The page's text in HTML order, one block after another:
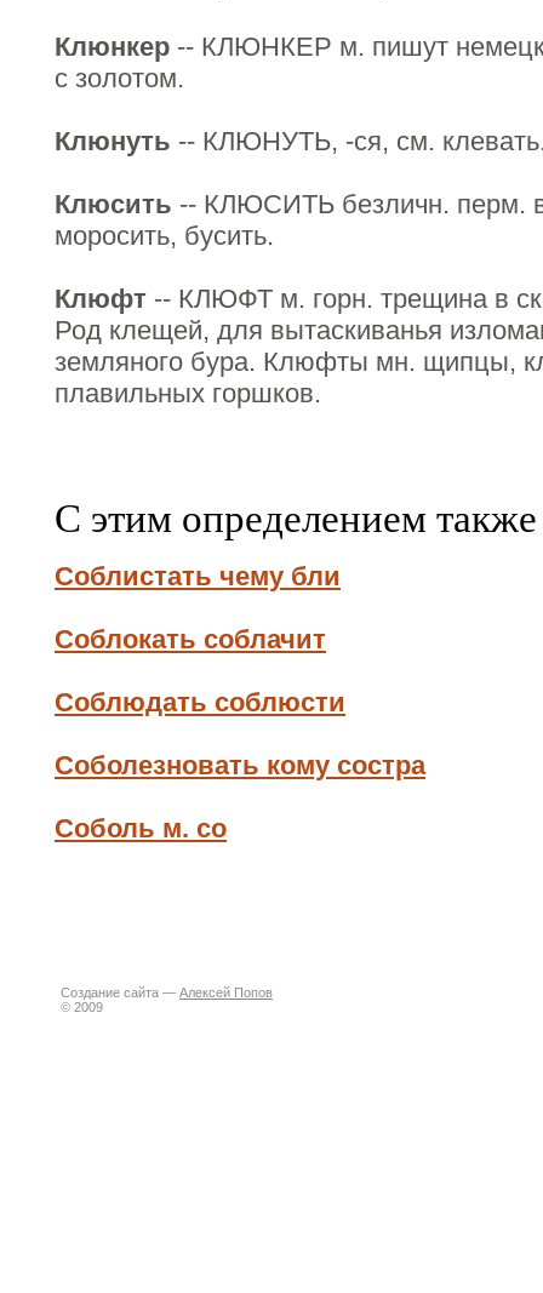
Клюнкер -- КЛЮНКЕР м. пишут немецк.
с золотом.
Клюнуть -- КЛЮНУТЬ, -ся, см.
Клюсить -- КЛЮСИТЬ безличн. перм.
моросить, бусить.
Клюфт -- КЛЮФТ м. горн. трещина в
Род клещей, для вытаскиванья
земляного бура. Клюфты мн. щипцы,
плавильных горшков.
С этим определением
Соблистать чему бли
Соблокать соблачит
Соблюдать соблюсти
Соболезновать кому состра
Соболь м. со
Создание сайта — Алексей Попов
© 2009